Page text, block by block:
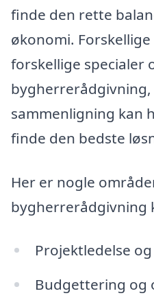
finde den rette
økonomi.
forskellige specialer
sammenligning kan
finde den bedste
Her er nogle
bygherrerådgivning
Projektledelse
Budgettering og